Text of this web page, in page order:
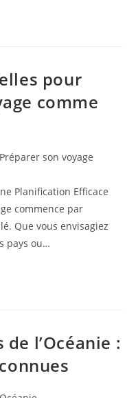
pour
comme
Préparer son voyage
Planification Efficace
commence par
Que vous envisagiez
pays ou…
de l’Océanie :